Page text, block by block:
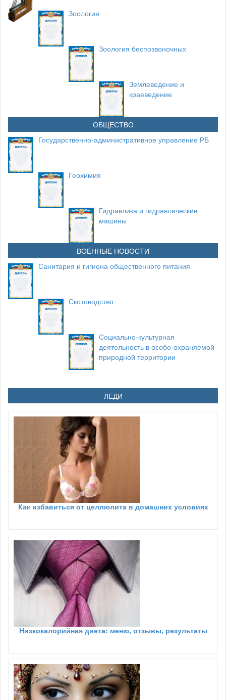
Зоология
Зоология беспозвоночных
Землеведение и
краеведение
ОБЩЕСТВО
Государственно-административное управление РБ
Геохимия
Гидравлика и гидравлические
машины
ВОЕННЫЕ НОВОСТИ
Санитария и гигиена общественного питания
Скотоводство
Социально-культурная
деятельность в особо-охраняемой
природной территории
ЛЕДИ
Как избавиться от целлюлита в домашних условиях
Низкокалорийная диета: меню, отзывы, результаты